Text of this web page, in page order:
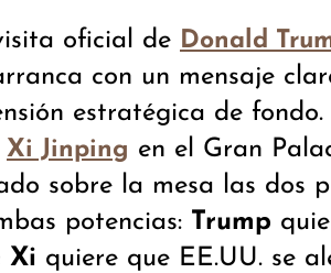
oficial de Donald
con un mensaje
estratégica de
Xi Jinping en el Gran
sobre la mesa las dos
potencias: Trump
Xi quiere que EE.UU. se